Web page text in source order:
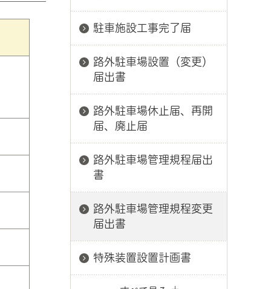
駐車施設工事完了届
路外駐車場設置（変更）
届出書
路外駐車場休止届、再開
届、廃止届
路外駐車場管理規程届出
書
路外駐車場管理規程変更
届出書
特殊装置設置計画書